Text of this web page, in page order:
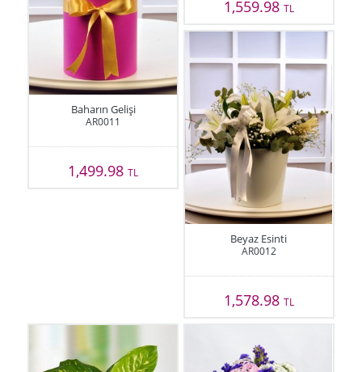
Baharın Gelişi
AR0011
1,499.98TL
1,559.98 TL
Beyaz Esinti
AR0012
1,578.98 TL